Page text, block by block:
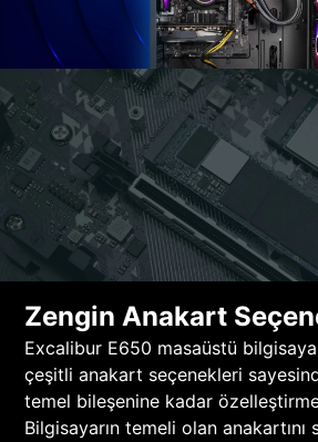
Zengin Anakart
Excalibur E650 masaüstü
çeşitli anakart seçenekleri
temel bileşenine kadar
Bilgisayarın temeli olan anakartını